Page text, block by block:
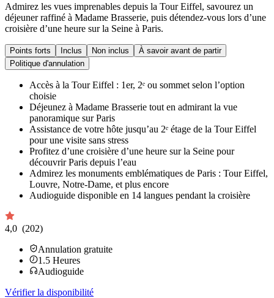
Admirez les vues imprenables depuis la Tour Eiffel, savourez un
déjeuner raffiné à Madame Brasserie, puis détendez-vous lors d’une
croisière d’une heure sur la Seine à Paris.
Points forts Inclus Non inclus
À savoir avant de partir
Politique d'annulation
Accès à la Tour Eiffel : 1er, 2ᵉ ou sommet selon l’option
choisie
Déjeunez à Madame Brasserie tout en admirant la vue
panoramique sur Paris
Assistance de votre hôte jusqu’au 2ᵉ étage de la Tour Eiffel
pour une visite sans stress
Profitez d’une croisière d’une heure sur la Seine pour
découvrir Paris depuis l’eau
Admirez les monuments emblématiques de Paris : Tour Eiffel,
Louvre, Notre-Dame, et plus encore
Audioguide disponible en 14 langues pendant la croisière
4,0 (202)
Annulation gratuite
1.5 Heures
Audioguide
Vérifier la disponibilité